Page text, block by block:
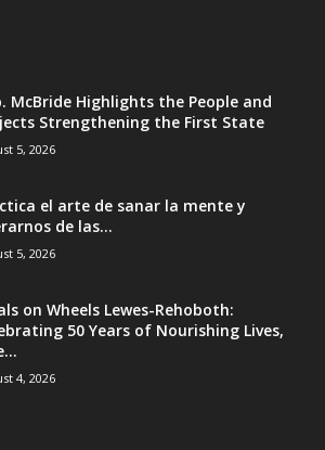
McBride Highlights the People and
Strengthening the First State
5, 2026
el arte de sanar la mente y
de las...
5, 2026
on Wheels Lewes-Rehoboth:
50 Years of Nourishing Lives,
4, 2026